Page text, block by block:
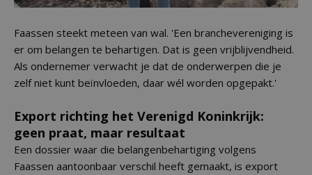
Faassen steekt meteen van wal. 'Een branchevereniging is
er om belangen te behartigen. Dat is geen vrijblijvendheid.
Als ondernemer verwacht je dat de onderwerpen die je
zelf niet kunt beïnvloeden, daar wél worden opgepakt.'
Export richting het Verenigd Koninkrijk:
geen praat, maar resultaat
Een dossier waar die belangenbehartiging volgens
Faassen aantoonbaar verschil heeft gemaakt, is export